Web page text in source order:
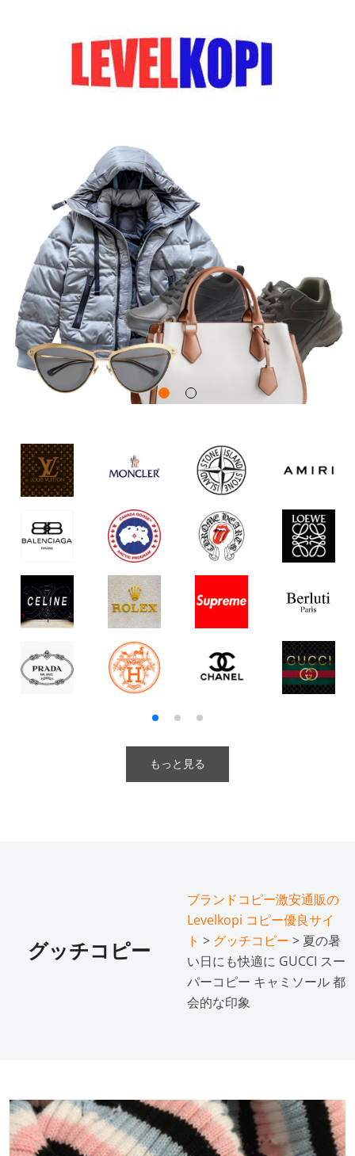
もっと見る
グッチコピー
ブランドコピー激安通販の
Levelkopi コピー優良サイ
ト > グッチコピー > 夏の暑
い日にも快適に GUCCI スー
パーコピー キャミソール 都
会的な印象